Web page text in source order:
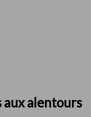
aux alentours